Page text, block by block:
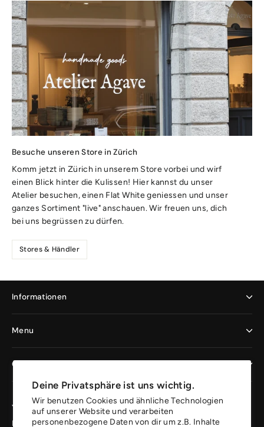
Deine Privatsphäre ist uns wichtig.
Wir benutzen Cookies und ähnliche Technologien
auf unserer Website und verarbeiten
personenbezogene Daten von dir um z.B. Inhalte
Besuche unseren Store in Zürich
Komm jetzt in Zürich in unserem Store vorbei und wirf
einen Blick hinter die Kulissen! Hier kannst du unser
Atelier besuchen, einen Flat White geniessen und unser
ganzes Sortiment "live" anschauen. Wir freuen uns, dich
bei uns begrüssen zu dürfen.
Stores & Händler
Informationen
Menu
Geschäftskunden
Jetzt registrieren und profitieren
Erhalte 10% auf deine erste Bestellung.